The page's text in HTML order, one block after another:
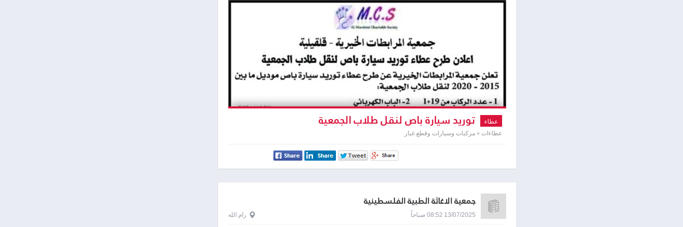
عطاء توريد سيارة باص لنقل طلاب الجمعية
عطاءات » مركبات وسيارات وقطع غيار
جمعية الاغاثة الطبية الفلسطينية
13/07/2025 08:52 صباحاً رام الله